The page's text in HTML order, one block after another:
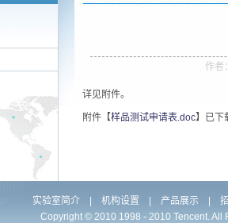
作者
详见附件。
附件【样品测试申请表.doc】已下
实验室简介 机构设置 产品展示
Copyright © 2010 1998 - 2010 Tencent.